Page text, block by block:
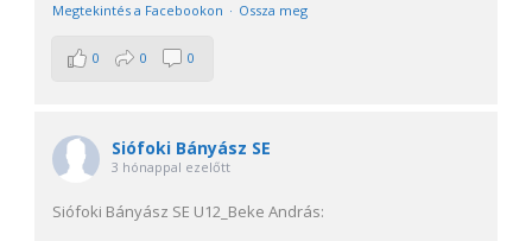
Megtekintés a Facebookon · Ossza meg
0 0 0
Siófoki Bányász SE
3 hónappal ezelőtt
Siófoki Bányász SE U12_Beke András: